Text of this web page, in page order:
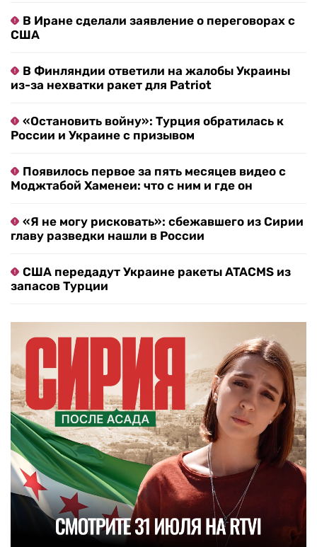
В Иране сделали заявление о переговорах с
США
В Финляндии ответили на жалобы Украины
из-за нехватки ракет для Patriot
«Остановить войну»: Турция обратилась к
России и Украине с призывом
Появилось первое за пять месяцев видео с
Моджтабой Хаменеи: что с ним и где он
«Я не могу рисковать»: сбежавшего из Сирии
главу разведки нашли в России
США передадут Украине ракеты ATACMS из
запасов Турции